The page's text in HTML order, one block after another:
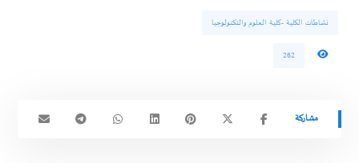
نشاطات الكلية -كلية العلوم والتكنولوجيا
262